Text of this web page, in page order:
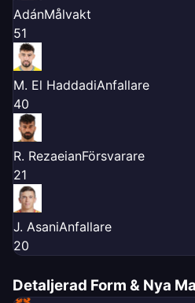
AdánMålvakt
51
M. El HaddadiAnfallare
40
R. RezaeianFörsvarare
21
J. AsaniAnfallare
20
Detaljerad Form & Nya